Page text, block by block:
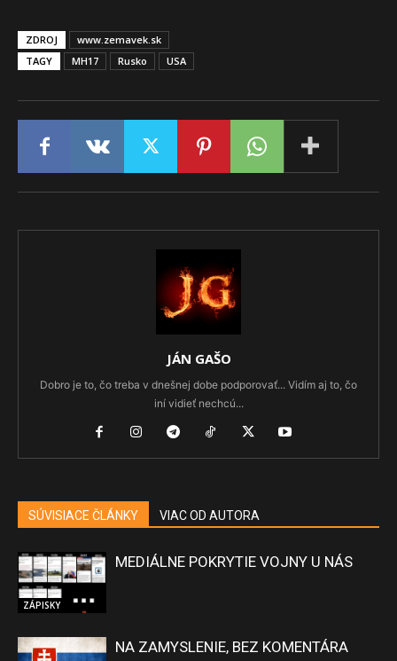
ZDROJ
www.zemavek.sk
TAGY
MH17 Rusko USA
JÁN GAŠO
Dobro je to, čo treba v dnešnej dobe podporovať... Vidím aj to, čo
iní vidieť nechcú...
SÚVISIACE ČLÁNKY VIAC OD AUTORA
ZÁPISKY
MEDIÁLNE POKRYTIE VOJNY U NÁS
NA ZAMYSLENIE, BEZ KOMENTÁRA